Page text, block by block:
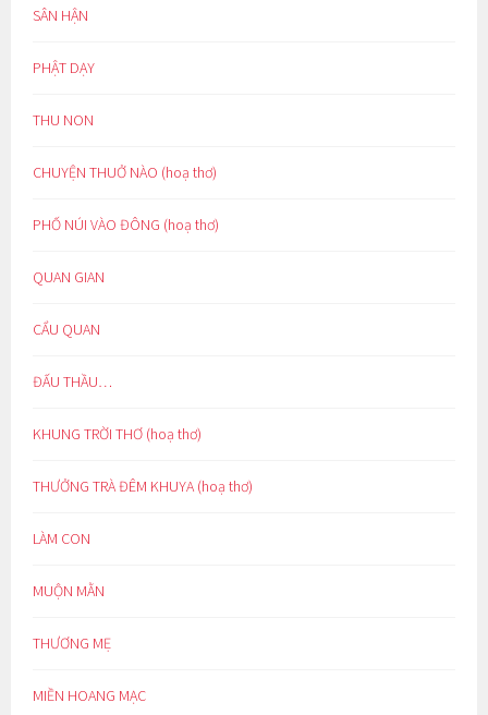
SÂN HẬN
PHẬT DẠY
THU NON
CHUYỆN THUỞ NÀO (hoạ thơ)
PHỐ NÚI VÀO ĐÔNG (hoạ thơ)
QUAN GIAN
CẨU QUAN
ĐẤU THẦU…
KHUNG TRỜI THƠ (hoạ thơ)
THƯỞNG TRÀ ĐÊM KHUYA (hoạ thơ)
LÀM CON
MUỘN MẰN
THƯƠNG MẸ
MIỀN HOANG MẠC